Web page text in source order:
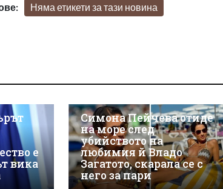
Няма етикети за тази новина
е
вика
Симона Пейчева отиде
на море след
убийството на
любимия й Владо
Загатото, скарала се с
него за пари